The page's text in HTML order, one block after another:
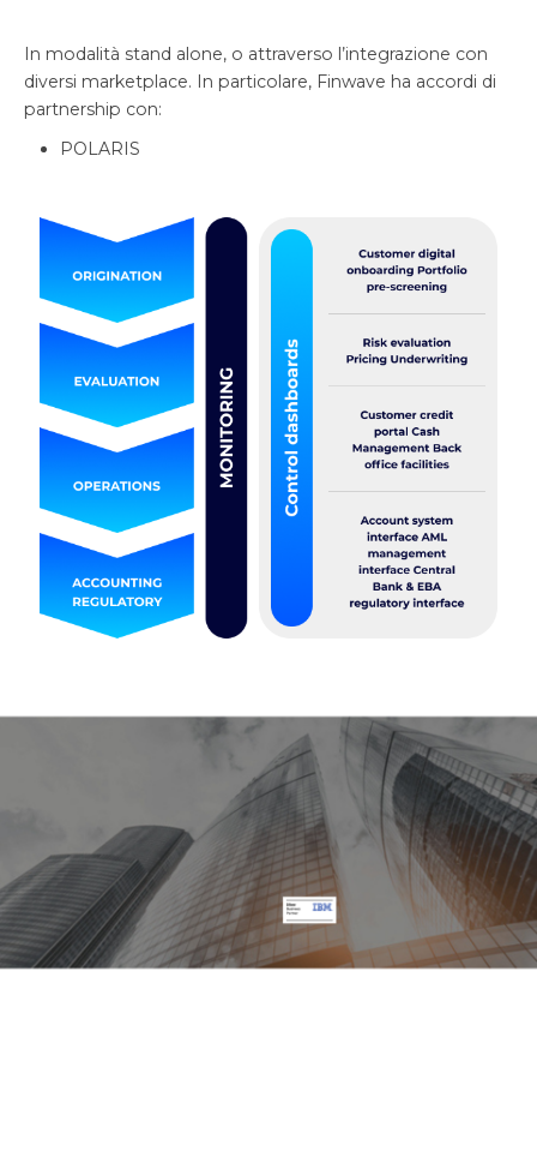
In modalità stand alone, o attraverso l’integrazione con
diversi marketplace. In particolare, Finwave ha accordi di
partnership con:
POLARIS